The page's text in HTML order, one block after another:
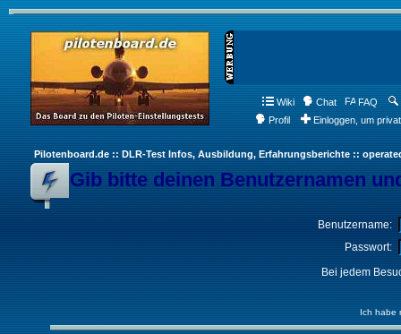
Wiki Chat FAQ
Profil
Einloggen, um
Pilotenboard.de :: DLR-Test Infos, Ausbildung, Erfahrungsberichte ::
Gib bitte deinen Benutzernamen
Benutzername:
Passwort:
Bei jedem
Ich habe